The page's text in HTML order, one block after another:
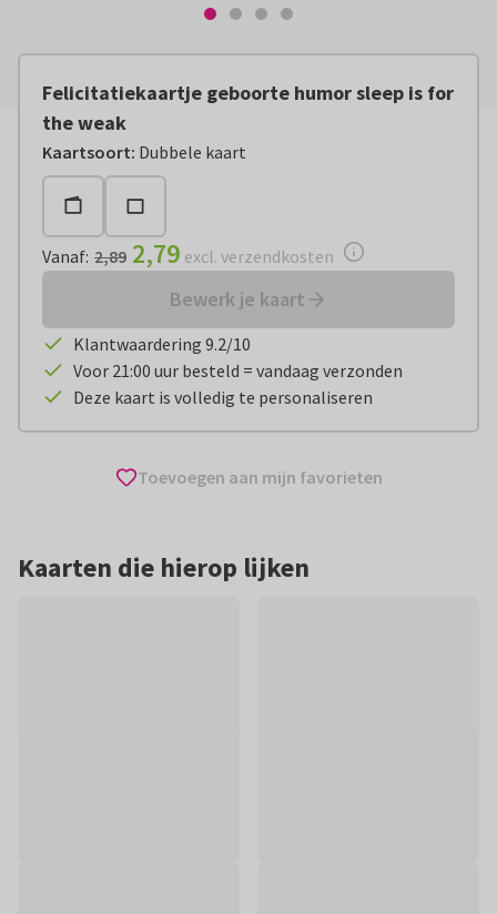
Felicitatiekaartje geboorte humor sleep is for
the weak
Kaartsoort: Dubbele kaart
Vanaf:€ 2,79 excl. verzendkosten
Vanaf: 2,89 2,79 excl. verzendkosten
Bewerk je kaart
Klantwaardering 9.2/10
Voor 21:00 uur besteld = vandaag verzonden
Deze kaart is volledig te personaliseren
Toevoegen aan mijn favorieten
Kaarten die hierop lijken